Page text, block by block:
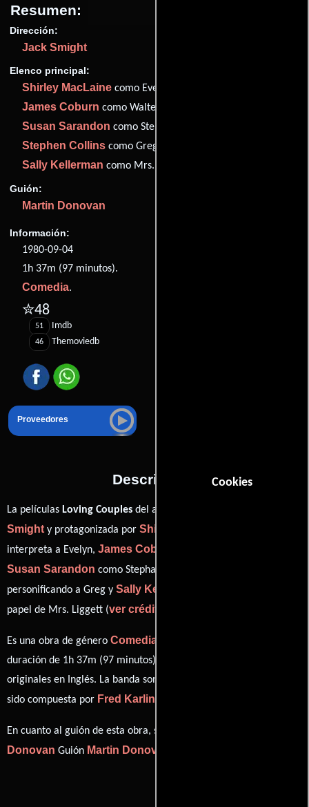
Cookies
Resumen:
Dirección:
Jack Smight
Elenco principal:
Shirley MacLaine como Evelyn
James Coburn como Walter
Susan Sarandon como Stephanie
Stephen Collins como Greg
Sally Kellerman como Mrs. Liggett
Guión:
Martin Donovan
Información:
1980-09-04
1h 37m (97 minutos).
Comedia.
✮48
51 Imdb
46 Themoviedb
Proveedores
Descripción
La películas Loving Couples del año 1980, está dirigida por
Smighty protagonizada por Shirley MacLaine
interpreta a Evelyn, James Coburn
Susan Sarandon como Stephanie,
personificando a Greg y Sally Kellerman
papel de Mrs. Liggett (ver créditos completos
Es una obra de género Comedia
duración de 1h 37m (97 minutos), esta película tiene diálogos
originales en Inglés. La banda sonora para esta producción ha
sido compuesta por Fred Karlin
En cuanto al guión de esta obra, se encuentra a cargo de
Donovan Guión Martin Donovan